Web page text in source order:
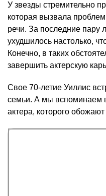
У звезды стремительно
которая вызвала
речи. За последние пару
ухудшилось настолько,
Конечно, в таких
завершить актерскую
Свое 70-летие Уиллис
семьи. А мы вспоминаем в
актера, которого